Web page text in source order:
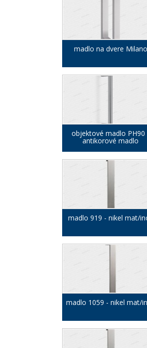
madlo na dvere Milano
objektové madlo PH90
antikorové madlo
madlo 919 - nikel mat/
madlo 1059 - nikel mat/